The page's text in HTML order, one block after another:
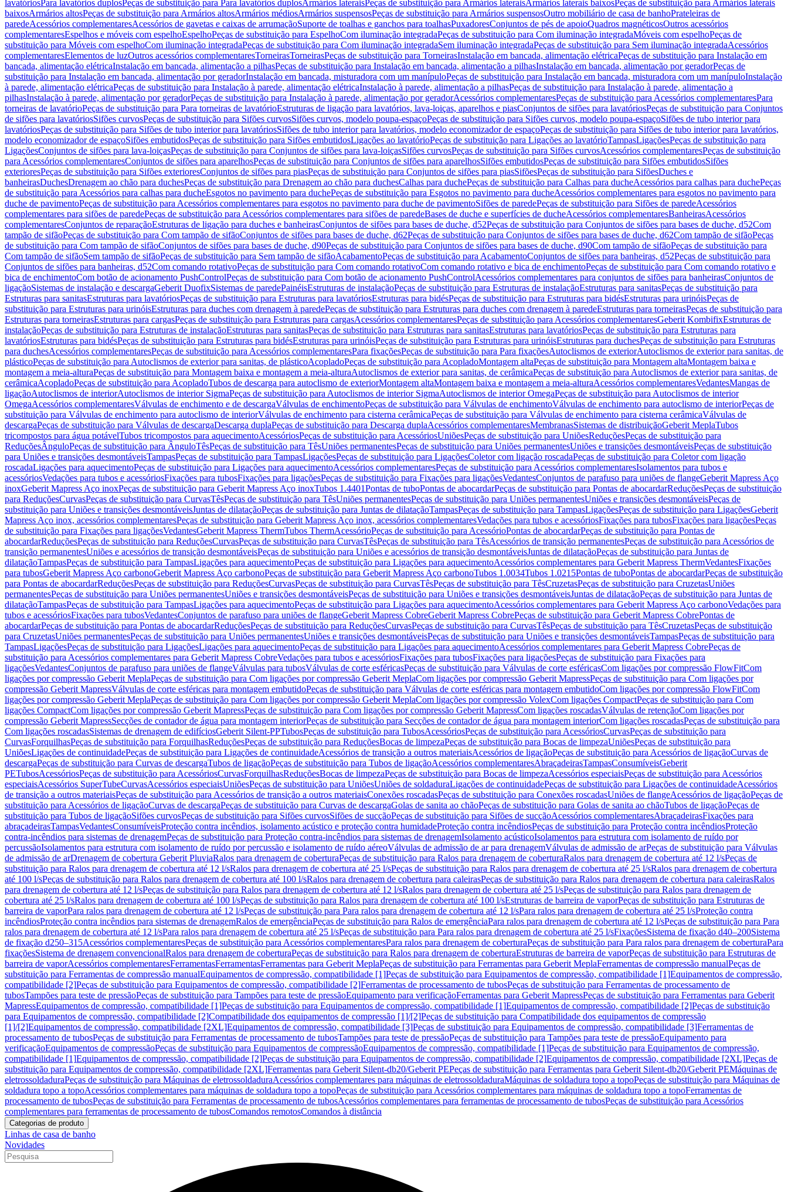
lavatóriosPara lavatórios duplosPeças de substituição para Para lavatórios duplosArmários lateraisPeças de substituição para Armários lateraisArmários laterais baixosPeças de substituição para Armários laterais
baixosArmários altosPeças de substituição para Armários altosArmários médiosArmários suspensosPeças de substituição para Armários suspensosOutro mobiliário de casa de banhoPrateleiras de
paredeAcessórios complementaresAcessórios de gavetas e caixas de arrumaçãoSuporte de toalhas e ganchos para toalhasPuxadoresConjuntos de pés de apoioQuadros magnéticosOutros acessórios
complementaresEspelhos e móveis com espelhoEspelhoPeças de substituição para EspelhoCom iluminação integradaPeças de substituição para Com iluminação integradaMóveis com espelhoPeças de
substituição para Móveis com espelhoCom iluminação integradaPeças de substituição para Com iluminação integradaSem iluminação integradaPeças de substituição para Sem iluminação integradaAcessórios
complementaresElementos de luzOutros acessórios complementaresTorneirasTorneirasPeças de substituição para TorneirasInstalação em bancada, alimentação elétricaPeças de substituição para Instalação em
bancada, alimentação elétricaInstalação em bancada, alimentação a pilhasPeças de substituição para Instalação em bancada, alimentação a pilhasInstalação em bancada, alimentação por geradorPeças de
substituição para Instalação em bancada, alimentação por geradorInstalação em bancada, misturadora com um manípuloPeças de substituição para Instalação em bancada, misturadora com um manípuloInstalação
à parede, alimentação elétricaPeças de substituição para Instalação à parede, alimentação elétricaInstalação à parede, alimentação a pilhasPeças de substituição para Instalação à parede, alimentação a
pilhasInstalação à parede, alimentação por geradorPeças de substituição para Instalação à parede, alimentação por geradorAcessórios complementaresPeças de substituição para Acessórios complementaresPara
torneiras de lavatórioPeças de substituição para Para torneiras de lavatórioEstruturas de ligação para lavatórios, lava-loiças, aparelhos e piasConjuntos de sifões para lavatóriosPeças de substituição para Conjuntos
de sifões para lavatóriosSifões curvosPeças de substituição para Sifões curvosSifões curvos, modelo poupa-espaçoPeças de substituição para Sifões curvos, modelo poupa-espaçoSifões de tubo interior para
lavatóriosPeças de substituição para Sifões de tubo interior para lavatóriosSifões de tubo interior para lavatórios, modelo economizador de espaçoPeças de substituição para Sifões de tubo interior para lavatórios,
modelo economizador de espaçoSifões embutidosPeças de substituição para Sifões embutidosLigações ao lavatórioPeças de substituição para Ligações ao lavatórioTampasLigaçõesPeças de substituição para
LigaçõesConjuntos de sifões para lava-loiçasPeças de substituição para Conjuntos de sifões para lava-loiçasSifões curvosPeças de substituição para Sifões curvosAcessórios complementaresPeças de substituição
para Acessórios complementaresConjuntos de sifões para aparelhosPeças de substituição para Conjuntos de sifões para aparelhosSifões embutidosPeças de substituição para Sifões embutidosSifões
exterioresPeças de substituição para Sifões exterioresConjuntos de sifões para piasPeças de substituição para Conjuntos de sifões para piasSifõesPeças de substituição para SifõesDuches e
banheirasDuchesDrenagem ao chão para duchesPeças de substituição para Drenagem ao chão para duchesCalhas para duchePeças de substituição para Calhas para ducheAcessórios para calhas para duchePeças
de substituição para Acessórios para calhas para ducheEsgotos no pavimento para duchePeças de substituição para Esgotos no pavimento para ducheAcessórios complementares para esgotos no pavimento para
duche de pavimentoPeças de substituição para Acessórios complementares para esgotos no pavimento para duche de pavimentoSifões de paredePeças de substituição para Sifões de paredeAcessórios
complementares para sifões de paredePeças de substituição para Acessórios complementares para sifões de paredeBases de duche e superfícies de ducheAcessórios complementaresBanheirasAcessórios
complementaresConjuntos de reparaçãoEstruturas de ligação para duches e banheirasConjuntos de sifões para bases de duche, d52Peças de substituição para Conjuntos de sifões para bases de duche, d52Com
tampão de sifãoPeças de substituição para Com tampão de sifãoConjuntos de sifões para bases de duche, d62Peças de substituição para Conjuntos de sifões para bases de duche, d62Com tampão de sifãoPeças
de substituição para Com tampão de sifãoConjuntos de sifões para bases de duche, d90Peças de substituição para Conjuntos de sifões para bases de duche, d90Com tampão de sifãoPeças de substituição para
Com tampão de sifãoSem tampão de sifãoPeças de substituição para Sem tampão de sifãoAcabamentoPeças de substituição para AcabamentoConjuntos de sifões para banheiras, d52Peças de substituição para
Conjuntos de sifões para banheiras, d52Com comando rotativoPeças de substituição para Com comando rotativoCom comando rotativo e bica de enchimentoPeças de substituição para Com comando rotativo e
bica de enchimentoCom botão de acionamento PushControlPeças de substituição para Com botão de acionamento PushControlAcessórios complementares para conjuntos de sifões para banheirasConjuntos de
ligaçãoSistemas de instalação e descargaGeberit DuofixSistemas de paredePainéisEstruturas de instalaçãoPeças de substituição para Estruturas de instalaçãoEstruturas para sanitasPeças de substituição para
Estruturas para sanitasEstruturas para lavatóriosPeças de substituição para Estruturas para lavatóriosEstruturas para bidésPeças de substituição para Estruturas para bidésEstruturas para urinóisPeças de
substituição para Estruturas para urinóisEstruturas para duches com drenagem à paredePeças de substituição para Estruturas para duches com drenagem à paredeEstruturas para torneirasPeças de substituição para
Estruturas para torneirasEstruturas para cargasPeças de substituição para Estruturas para cargasAcessórios complementaresPeças de substituição para Acessórios complementaresGeberit KombifixEstruturas de
instalaçãoPeças de substituição para Estruturas de instalaçãoEstruturas para sanitasPeças de substituição para Estruturas para sanitasEstruturas para lavatóriosPeças de substituição para Estruturas para
lavatóriosEstruturas para bidésPeças de substituição para Estruturas para bidésEstruturas para urinóisPeças de substituição para Estruturas para urinóisEstruturas para duchesPeças de substituição para Estruturas
para duchesAcessórios complementaresPeças de substituição para Acessórios complementaresPara fixaçõesPeças de substituição para Para fixaçõesAutoclismos de exteriorAutoclismos de exterior para sanitas, de
plásticoPeças de substituição para Autoclismos de exterior para sanitas, de plásticoAcopladoPeças de substituição para AcopladoMontagem altaPeças de substituição para Montagem altaMontagem baixa e
montagem a meia-alturaPeças de substituição para Montagem baixa e montagem a meia-alturaAutoclismos de exterior para sanitas, de cerâmicaPeças de substituição para Autoclismos de exterior para sanitas, de
cerâmicaAcopladoPeças de substituição para AcopladoTubos de descarga para autoclismo de exteriorMontagem altaMontagem baixa e montagem a meia-alturaAcessórios complementaresVedantesMangas de
ligaçãoAutoclismos de interiorAutoclismos de interior SigmaPeças de substituição para Autoclismos de interior SigmaAutoclismos de interior OmegaPeças de substituição para Autoclismos de interior
OmegaAcessórios complementaresVálvulas de enchimento e de descargaVálvulas de enchimentoPeças de substituição para Válvulas de enchimentoVálvulas de enchimento para autoclismo de interiorPeças de
substituição para Válvulas de enchimento para autoclismo de interiorVálvulas de enchimento para cisterna cerâmicaPeças de substituição para Válvulas de enchimento para cisterna cerâmicaVálvulas de
descargaPeças de substituição para Válvulas de descargaDescarga duplaPeças de substituição para Descarga duplaAcessórios complementaresMembranasSistemas de distribuiçãoGeberit MeplaTubos
tricompostos para água potávelTubos tricompostos para aquecimentoAcessóriosPeças de substituição para AcessóriosUniõesPeças de substituição para UniõesReduçõesPeças de substituição para
ReduçõesÂnguloPeças de substituição para ÂnguloTêsPeças de substituição para TêsUniões permanentesPeças de substituição para Uniões permanentesUniões e transições desmontáveisPeças de substituição
para Uniões e transições desmontáveisTampasPeças de substituição para TampasLigaçõesPeças de substituição para LigaçõesColetor com ligação roscadaPeças de substituição para Coletor com ligação
roscadaLigações para aquecimentoPeças de substituição para Ligações para aquecimentoAcessórios complementaresPeças de substituição para Acessórios complementaresIsolamentos para tubos e
acessóriosVedações para tubos e acessóriosFixações para tubosFixações para ligaçõesPeças de substituição para Fixações para ligaçõesVedantesConjuntos de parafuso para uniões de flangeGeberit Mapress Aço
inoxGeberit Mapress Aço inoxPeças de substituição para Geberit Mapress Aço inoxTubos 1.4401Pontas de tuboPontas de abocardarPeças de substituição para Pontas de abocardarReduçõesPeças de substituição
para ReduçõesCurvasPeças de substituição para CurvasTêsPeças de substituição para TêsUniões permanentesPeças de substituição para Uniões permanentesUniões e transições desmontáveisPeças de
substituição para Uniões e transições desmontáveisJuntas de dilataçãoPeças de substituição para Juntas de dilataçãoTampasPeças de substituição para TampasLigaçõesPeças de substituição para LigaçõesGeberit
Mapress Aço inox, acessórios complementaresPeças de substituição para Geberit Mapress Aço inox, acessórios complementaresVedações para tubos e acessóriosFixações para tubosFixações para ligaçõesPeças
de substituição para Fixações para ligaçõesVedantesGeberit Mapress ThermTubos ThermAcessórioPeças de substituição para AcessórioPontas de abocardarPeças de substituição para Pontas de
abocardarReduçõesPeças de substituição para ReduçõesCurvasPeças de substituição para CurvasTêsPeças de substituição para TêsAcessórios de transição permanentesPeças de substituição para Acessórios de
transição permanentesUniões e acessórios de transição desmontáveisPeças de substituição para Uniões e acessórios de transição desmontáveisJuntas de dilataçãoPeças de substituição para Juntas de
dilataçãoTampasPeças de substituição para TampasLigações para aquecimentoPeças de substituição para Ligações para aquecimentoAcessórios complementares para Geberit Mapress ThermVedantesFixações
para tubosGeberit Mapress Aço carbonoGeberit Mapress Aço carbonoPeças de substituição para Geberit Mapress Aço carbonoTubos 1.0034Tubos 1.0215Pontas de tuboPontas de abocardarPeças de substituição
para Pontas de abocardarReduçõesPeças de substituição para ReduçõesCurvasPeças de substituição para CurvasTêsPeças de substituição para TêsCruzetasPeças de substituição para CruzetasUniões
permanentesPeças de substituição para Uniões permanentesUniões e transições desmontáveisPeças de substituição para Uniões e transições desmontáveisJuntas de dilataçãoPeças de substituição para Juntas de
dilataçãoTampasPeças de substituição para TampasLigações para aquecimentoPeças de substituição para Ligações para aquecimentoAcessórios complementares para Geberit Mapress Aço carbonoVedações para
tubos e acessóriosFixações para tubosVedantesConjuntos de parafuso para uniões de flangeGeberit Mapress CobreGeberit Mapress CobrePeças de substituição para Geberit Mapress CobrePontas de
abocardarPeças de substituição para Pontas de abocardarReduçõesPeças de substituição para ReduçõesCurvasPeças de substituição para CurvasTêsPeças de substituição para TêsCruzetasPeças de substituição
para CruzetasUniões permanentesPeças de substituição para Uniões permanentesUniões e transições desmontáveisPeças de substituição para Uniões e transições desmontáveisTampasPeças de substituição para
TampasLigaçõesPeças de substituição para LigaçõesLigações para aquecimentoPeças de substituição para Ligações para aquecimentoAcessórios complementares para Geberit Mapress CobrePeças de
substituição para Acessórios complementares para Geberit Mapress CobreVedações para tubos e acessóriosFixações para tubosFixações para ligaçõesPeças de substituição para Fixações para
ligaçõesVedantesConjuntos de parafuso para uniões de flangeVálvulas para tubosVálvulas de corte esféricasPeças de substituição para Válvulas de corte esféricasCom ligações por compressão FlowFitCom
ligações por compressão Geberit MeplaPeças de substituição para Com ligações por compressão Geberit MeplaCom ligações por compressão Geberit MapressPeças de substituição para Com ligações por
compressão Geberit MapressVálvulas de corte esféricas para montagem embutidoPeças de substituição para Válvulas de corte esféricas para montagem embutidoCom ligações por compressão FlowFitCom
ligações por compressão Geberit MeplaPeças de substituição para Com ligações por compressão Geberit MeplaCom ligações por compressão VolexCom ligações CompactPeças de substituição para Com
ligações CompactCom ligações por compressão Geberit MapressPeças de substituição para Com ligações por compressão Geberit MapressCom ligações roscadasVálvulas de retençãoCom ligações por
compressão Geberit MapressSecções de contador de água para montagem interiorPeças de substituição para Secções de contador de água para montagem interiorCom ligações roscadasPeças de substituição para
Com ligações roscadasSistemas de drenagem de edifíciosGeberit Silent-PPTubosPeças de substituição para TubosAcessóriosPeças de substituição para AcessóriosCurvasPeças de substituição para
CurvasForquilhasPeças de substituição para ForquilhasReduçõesPeças de substituição para ReduçõesBocas de limpezaPeças de substituição para Bocas de limpezaUniõesPeças de substituição para
UniõesLigações de continuidadePeças de substituição para Ligações de continuidadeAcessórios de transição a outros materiaisAcessórios de ligaçãoPeças de substituição para Acessórios de ligaçãoCurvas de
descargaPeças de substituição para Curvas de descargaTubos de ligaçãoPeças de substituição para Tubos de ligaçãoAcessórios complementaresAbraçadeirasTampasConsumíveisGeberit
PETubosAcessóriosPeças de substituição para AcessóriosCurvasForquilhasReduçõesBocas de limpezaPeças de substituição para Bocas de limpezaAcessórios especiaisPeças de substituição para Acessórios
especiaisAcessórios SuperTubeCurvasAcessórios especiaisUniõesPeças de substituição para UniõesUniões de soldaduraLigações de continuidadePeças de substituição para Ligações de continuidadeAcessórios
de transição a outros materiaisPeças de substituição para Acessórios de transição a outros materiaisConexões roscadasPeças de substituição para Conexões roscadasUniões de flangeAcessórios de ligaçãoPeças de
substituição para Acessórios de ligaçãoCurvas de descargaPeças de substituição para Curvas de descargaGolas de sanita ao chãoPeças de substituição para Golas de sanita ao chãoTubos de ligaçãoPeças de
substituição para Tubos de ligaçãoSifões curvosPeças de substituição para Sifões curvosSifões de sucçãoPeças de substituição para Sifões de sucçãoAcessórios complementaresAbraçadeirasFixações para
abraçadeirasTampasVedantesConsumíveisProteção contra incêndios, isolamento acústico e proteção contra humidadeProteção contra incêndiosPeças de substituição para Proteção contra incêndiosProteção
contra-incêndios para sistemas de drenagemPeças de substituição para Proteção contra-incêndios para sistemas de drenagemIsolamento acústicoIsolamentos para estrutura com isolamento de ruído por
percussãoIsolamentos para estrutura com isolamento de ruído por percussão e isolamento de ruído aéreoVálvulas de admissão de ar para drenagemVálvulas de admissão de arPeças de substituição para Válvulas
de admissão de arDrenagem de cobertura Geberit PluviaRalos para drenagem de coberturaPeças de substituição para Ralos para drenagem de coberturaRalos para drenagem de cobertura até 12 l/sPeças de
substituição para Ralos para drenagem de cobertura até 12 l/sRalos para drenagem de cobertura até 25 l/sPeças de substituição para Ralos para drenagem de cobertura até 25 l/sRalos para drenagem de cobertura
até 100 l/sPeças de substituição para Ralos para drenagem de cobertura até 100 l/sRalos para drenagem de cobertura para caleirasPeças de substituição para Ralos para drenagem de cobertura para caleirasRalos
para drenagem de cobertura até 12 l/sPeças de substituição para Ralos para drenagem de cobertura até 12 l/sRalos para drenagem de cobertura até 25 l/sPeças de substituição para Ralos para drenagem de
cobertura até 25 l/sRalos para drenagem de cobertura até 100 l/sPeças de substituição para Ralos para drenagem de cobertura até 100 l/sEstruturas de barreira de vaporPeças de substituição para Estruturas de
barreira de vaporPara ralos para drenagem de cobertura até 12 l/sPeças de substituição para Para ralos para drenagem de cobertura até 12 l/sPara ralos para drenagem de cobertura até 25 l/sProteção contra
incêndiosProteção contra incêndios para sistemas de drenagemRalos de emergênciaPeças de substituição para Ralos de emergênciaPara ralos para drenagem de cobertura até 12 l/sPeças de substituição para Para
ralos para drenagem de cobertura até 12 l/sPara ralos para drenagem de cobertura até 25 l/sPeças de substituição para Para ralos para drenagem de cobertura até 25 l/sFixaçõesSistema de fixação d40–200Sistema
de fixação d250–315Acessórios complementaresPeças de substituição para Acessórios complementaresPara ralos para drenagem de coberturaPeças de substituição para Para ralos para drenagem de coberturaPara
fixaçõesSistema de drenagem convencionalRalos para drenagem de coberturaPeças de substituição para Ralos para drenagem de coberturaEstruturas de barreira de vaporPeças de substituição para Estruturas de
barreira de vaporAcessórios complementaresFerramentasFerramentasFerramentas para Geberit MeplaPeças de substituição para Ferramentas para Geberit MeplaFerramentas de compressão manualPeças de
substituição para Ferramentas de compressão manualEquipamentos de compressão, compatibilidade [1]Peças de substituição para Equipamentos de compressão, compatibilidade [1]Equipamentos de compressão,
compatibilidade [2]Peças de substituição para Equipamentos de compressão, compatibilidade [2]Ferramentas de processamento de tubosPeças de substituição para Ferramentas de processamento de
tubosTampões para teste de pressãoPeças de substituição para Tampões para teste de pressãoEquipamento para verificaçãoFerramentas para Geberit MapressPeças de substituição para Ferramentas para Geberit
MapressEquipamentos de compressão, compatibilidade [1]Peças de substituição para Equipamentos de compressão, compatibilidade [1]Equipamentos de compressão, compatibilidade [2]Peças de substituição
para Equipamentos de compressão, compatibilidade [2]Compatibilidade dos equipamentos de compressão [1]/[2]Peças de substituição para Compatibilidade dos equipamentos de compressão
[1]/[2]Equipamentos de compressão, compatibilidade [2XL]Equipamentos de compressão, compatibilidade [3]Peças de substituição para Equipamentos de compressão, compatibilidade [3]Ferramentas de
processamento de tubosPeças de substituição para Ferramentas de processamento de tubosTampões para teste de pressãoPeças de substituição para Tampões para teste de pressãoEquipamento para
verificaçãoEquipamentos de compressãoPeças de substituição para Equipamentos de compressãoEquipamentos de compressão, compatibilidade [1]Peças de substituição para Equipamentos de compressão,
compatibilidade [1]Equipamentos de compressão, compatibilidade [2]Peças de substituição para Equipamentos de compressão, compatibilidade [2]Equipamentos de compressão, compatibilidade [2XL]Peças de
substituição para Equipamentos de compressão, compatibilidade [2XL]Ferramentas para Geberit Silent-db20/Geberit PEPeças de substituição para Ferramentas para Geberit Silent-db20/Geberit PEMáquinas de
eletrossoldaduraPeças de substituição para Máquinas de eletrossoldaduraAcessórios complementares para máquinas de eletrossoldaduraMáquinas de soldadura topo a topoPeças de substituição para Máquinas de
soldadura topo a topoAcessórios complementares para máquinas de soldadura topo a topoPeças de substituição para Acessórios complementares para máquinas de soldadura topo a topoFerramentas de
processamento de tubosPeças de substituição para Ferramentas de processamento de tubosAcessórios complementares para ferramentas de processamento de tubosPeças de substituição para Acessórios
complementares para ferramentas de processamento de tubosComandos remotosComandos à distância
Categorias de produto
Linhas de casa de banho
Novidades